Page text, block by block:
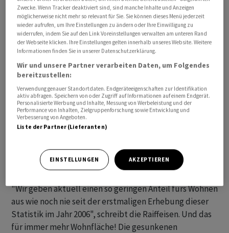
Quelle: BFS, Raiffeisen Economic Research © Blick Grafik
"Wir geben aktuell einen so geringen Anteil fürs Wohnen
aus wie noch nie seit der erstmaligen Erhebung dieser
Statistik im Jahr 2006", schreibt die Raiffeisen. Und das
für immer mehr Wohnfläche! Die gesunkenen
Zwecke. Wenn Tracker deaktiviert sind, sind manche Inhalte und Anzeigen
möglicherweise nicht mehr so relevant für Sie. Sie können dieses Menü jederzeit
wieder aufrufen, um Ihre Einstellungen zu ändern oder Ihre Einwilligung zu
widerrufen, indem Sie auf den Link Voreinstellungen verwalten am unteren Rand
der Webseite klicken. Ihre Einstellungen gelten innerhalb unseres Website. Weitere
Informationen finden Sie in unserer Datenschutzerklärung.
Wir und unsere Partner verarbeiten Daten, um Folgendes
bereitzustellen:
Verwendung genauer Standortdaten. Endgeräteeigenschaften zur Identifikation
aktiv abfragen. Speichern von oder Zugriff auf Informationen auf einem Endgerät.
Personalisierte Werbung und Inhalte, Messung von Werbeleistung und der
Performance von Inhalten, Zielgruppenforschung sowie Entwicklung und
Verbesserung von Angeboten.
Liste der Partner (Lieferanten)
EINSTELLUNGEN AKZEPTIEREN